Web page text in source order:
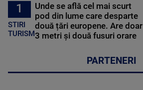
1
STIRI
TURISM
Unde se află cel mai scurt
pod din lume care desparte
două țări europene. Are doar
3 metri și două fusuri orare
PARTENERI